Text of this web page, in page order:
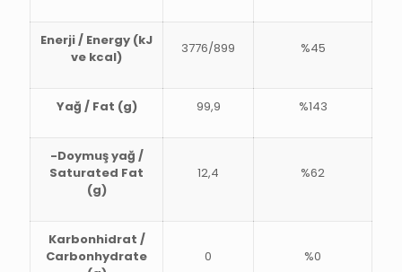
Enerji / Energy (kJ
ve kcal)
3776/899 %45
Yağ / Fat (g) 99,9 %143
-Doymuş yağ /
Saturated Fat
(g)
12,4 %62
Karbonhidrat /
Carbonhydrate
0 %0